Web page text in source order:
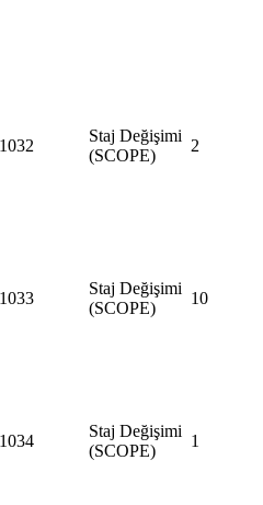
1032
Staj Değişimi
(SCOPE)
2
1033
Staj Değişimi
(SCOPE)
10
1034
Staj Değişimi
(SCOPE)
1